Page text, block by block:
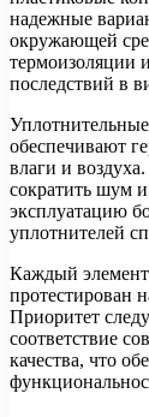
надежные
окружающей
термоизоляции
последствий в
обеспечивают
влаги и
сократить шум
эксплуатацию
уплотнителей
Каждый
протестирован
Приоритет
соответствие
качества, что